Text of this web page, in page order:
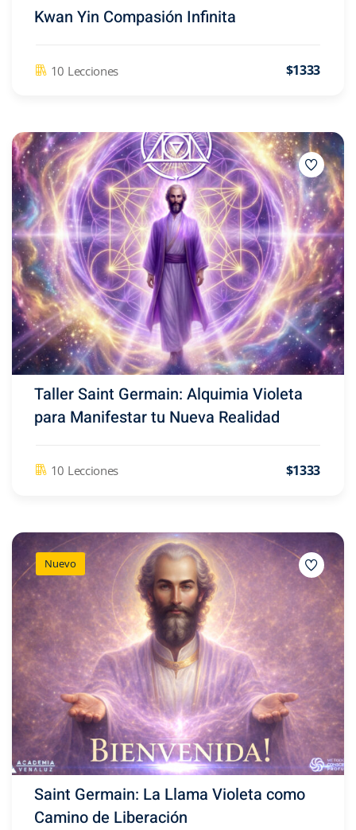
Kwan Yin Compasión Infinita
10 Lecciones $1333
Taller Saint Germain: Alquimia Violeta
para Manifestar tu Nueva Realidad
10 Lecciones $1333
Nuevo
Saint Germain: La Llama Violeta como
Camino de Liberación